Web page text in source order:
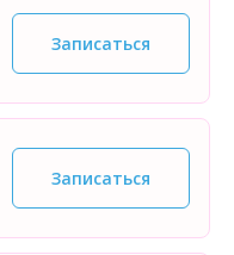
Записаться
Записаться